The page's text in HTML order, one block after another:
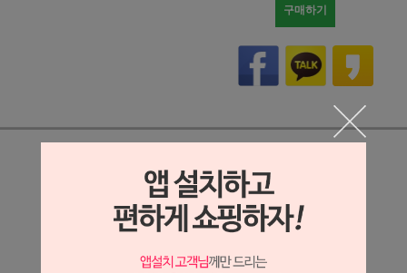
구매하기
상세정보 새창 열기
상세 정보를 확대해 보실 수 있습니다.